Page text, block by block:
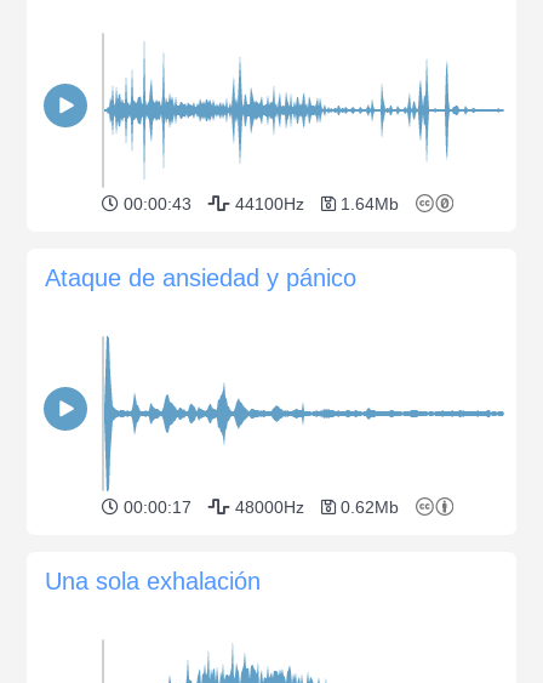
00:00:43 44100Hz 1.64Mb
Ataque de ansiedad y pánico
00:00:17 48000Hz 0.62Mb
Una sola exhalación